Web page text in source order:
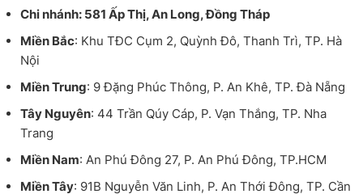
Chi nhánh: 581 Ấp Thị, An Long, Đồng Tháp
Miền Bắc: Khu TĐC Cụm 2, Quỳnh Đô, Thanh Trì, TP. Hà
Nội
Miền Trung: 9 Đặng Phúc Thông, P. An Khê, TP. Đà Nẵng
Tây Nguyên: 44 Trần Qúy Cáp, P. Vạn Thắng, TP. Nha
Trang
Miền Nam: An Phú Đông 27, P. An Phú Đông, TP.HCM
Miền Tây: 91B Nguyễn Văn Linh, P. An Thới Đông, TP. Cần